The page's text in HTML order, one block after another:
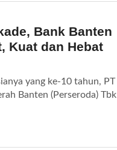
Bank Banten
Kuat dan Hebat
yang ke-10 tahun, PT
Banten (Perseroda) Tbk